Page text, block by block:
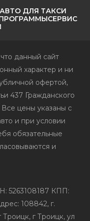
АВТО ДЛЯ ТАКСИ
СЕРВИС
данный сайт
характер и ни
офертой,
437 Гражданского
цены указаны с
и при условии
обязательные
и
КПП:
108842, г.
г Троицк, ул